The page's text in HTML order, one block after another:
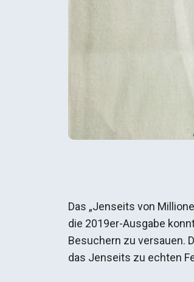
Das „Jenseits von
die 2019er-Ausgabe
Besuchern zu versauen.
das Jenseits zu echten